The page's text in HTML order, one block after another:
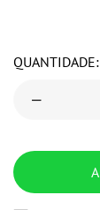
QUANTIDADE: